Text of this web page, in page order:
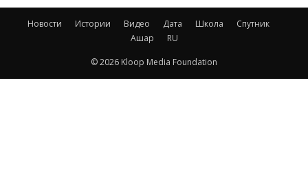
Новости Истории Видео Дата Школа
Спутник
Ашар
RU
© 2026 Kloop Media Foundation